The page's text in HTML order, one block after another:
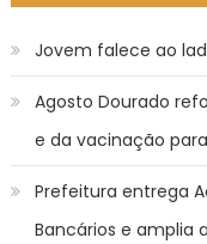
Jovem falece ao
Agosto Dourado
e da vacinação
Prefeitura entrega
Bancários e amplia